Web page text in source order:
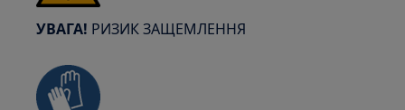
УВАГА! РИЗИК ЗАЩЕМЛЕННЯ